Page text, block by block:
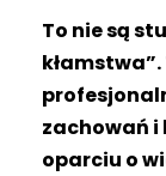
To nie są
zachowań i
oparciu o